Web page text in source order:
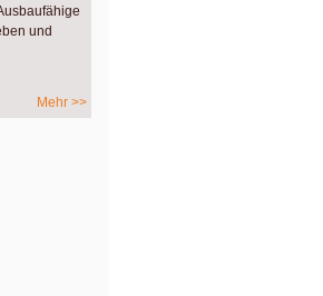
und
Mehr >>